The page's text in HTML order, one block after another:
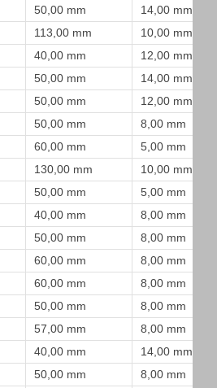
50,00 mm
14,00 mm
113,00 mm
10,00 mm
40,00 mm
12,00 mm
50,00 mm
14,00 mm
50,00 mm
12,00 mm
50,00 mm
8,00 mm
60,00 mm
5,00 mm
130,00 mm
10,00 mm
50,00 mm
5,00 mm
40,00 mm
8,00 mm
50,00 mm
8,00 mm
60,00 mm
8,00 mm
60,00 mm
8,00 mm
50,00 mm
8,00 mm
57,00 mm
8,00 mm
40,00 mm
14,00 mm
50,00 mm
8,00 mm